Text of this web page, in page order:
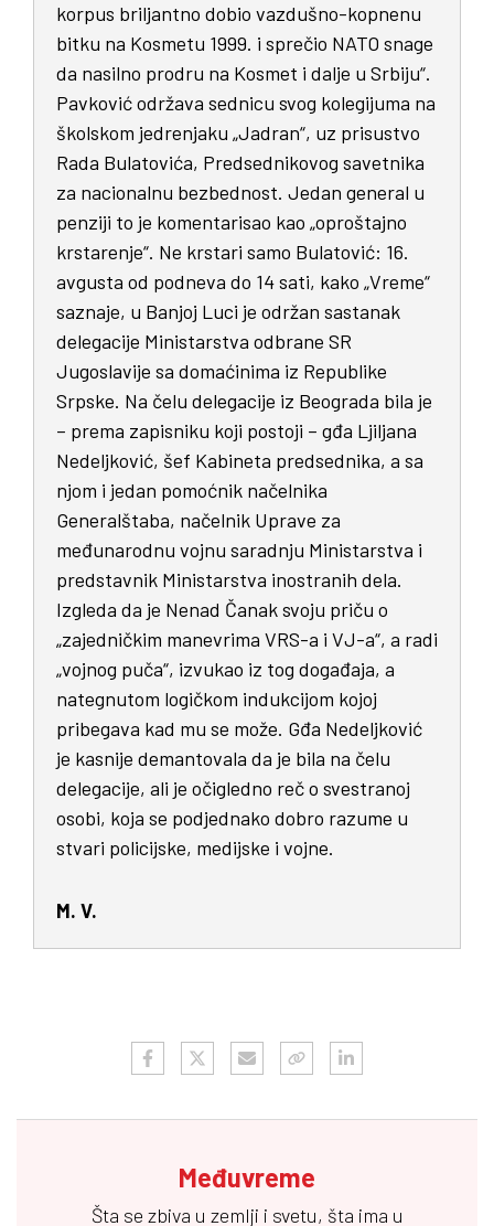
korpus briljantno dobio vazdušno-kopnenu
bitku na Kosmetu 1999. i sprečio NATO snage
da nasilno prodru na Kosmet i dalje u Srbiju“.
Pavković održava sednicu svog kolegijuma na
školskom jedrenjaku „Jadran“, uz prisustvo
Rada Bulatovića, Predsednikovog savetnika
za nacionalnu bezbednost. Jedan general u
penziji to je komentarisao kao „oproštajno
krstarenje“. Ne krstari samo Bulatović: 16.
avgusta od podneva do 14 sati, kako „Vreme“
saznaje, u Banjoj Luci je održan sastanak
delegacije Ministarstva odbrane SR
Jugoslavije sa domaćinima iz Republike
Srpske. Na čelu delegacije iz Beograda bila je
– prema zapisniku koji postoji – gđa Ljiljana
Nedeljković, šef Kabineta predsednika, a sa
njom i jedan pomoćnik načelnika
Generalštaba, načelnik Uprave za
međunarodnu vojnu saradnju Ministarstva i
predstavnik Ministarstva inostranih dela.
Izgleda da je Nenad Čanak svoju priču o
„zajedničkim manevrima VRS-a i VJ-a“, a radi
„vojnog puča“, izvukao iz tog događaja, a
nategnutom logičkom indukcijom kojoj
pribegava kad mu se može. Gđa Nedeljković
je kasnije demantovala da je bila na čelu
delegacije, ali je očigledno reč o svestranoj
osobi, koja se podjednako dobro razume u
stvari policijske, medijske i vojne.
M. V.
Međuvreme
Šta se zbiva u zemlji i svetu, šta ima u